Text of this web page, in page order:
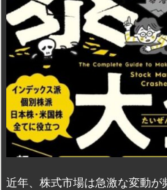
近年、株式市場は急激な変動